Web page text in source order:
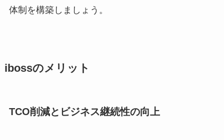
体制を構築しましょう。
ibossのメリット
TCO削減とビジネス継続性の向上